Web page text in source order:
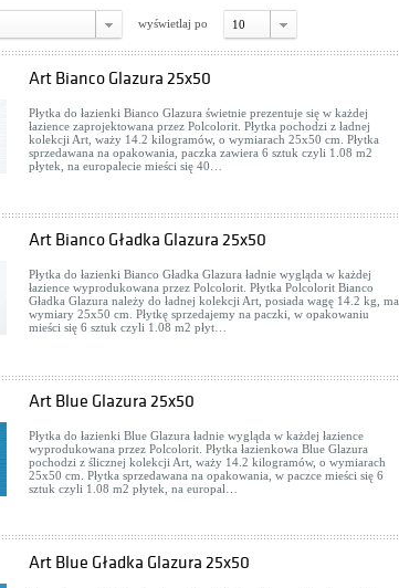
wyświetlaj po 10
Art Bianco Glazura 25x50
Płytka do łazienki Bianco Glazura świetnie prezentuje się w każdej
łazience zaprojektowana przez Polcolorit. Płytka pochodzi z ładnej
kolekcji Art, waży 14.2 kilogramów, o wymiarach 25x50 cm. Płytka
sprzedawana na opakowania, paczka zawiera 6 sztuk czyli 1.08 m2
płytek, na europalecie mieści się 40…
Art Bianco Gładka Glazura 25x50
Płytka do łazienki Bianco Gładka Glazura ładnie wygląda w każdej
łazience wyprodukowana przez Polcolorit. Płytka Polcolorit Bianco
Gładka Glazura należy do ładnej kolekcji Art, posiada wagę 14.2 kg, ma
wymiary 25x50 cm. Płytkę sprzedajemy na paczki, w opakowaniu
mieści się 6 sztuk czyli 1.08 m2 płyt…
Art Blue Glazura 25x50
Płytka do łazienki Blue Glazura ładnie wygląda w każdej łazience
wyprodukowana przez Polcolorit. Płytka łazienkowa Blue Glazura
pochodzi z ślicznej kolekcji Art, waży 14.2 kilogramów, o wymiarach
25x50 cm. Płytka sprzedawana na opakowania, w paczce mieści się 6
sztuk czyli 1.08 m2 płytek, na europal…
Art Blue Gładka Glazura 25x50